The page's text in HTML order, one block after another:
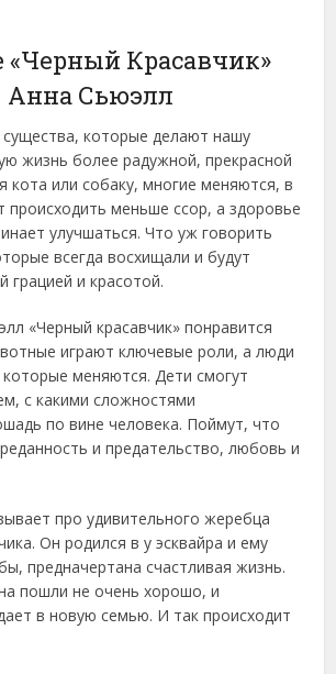
«Черный Красавчик»
Анна Сьюэлл
которые делают нашу
жизнь более радужной, прекрасной
кота или собаку, многие меняются, в
происходить меньше ссор, а здоровье
улучшаться. Что уж говорить
всегда восхищали и будут
грацией и красотой.
«Черный красавчик» понравится
играют ключевые роли, а люди
меняются. Дети смогут
с какими сложностями
по вине человека. Поймут, что
и предательство, любовь и
про удивительного жеребца
Он родился в у эсквайра и ему
предначертана счастливая жизнь.
пошли не очень хорошо, и
в новую семью. И так происходит